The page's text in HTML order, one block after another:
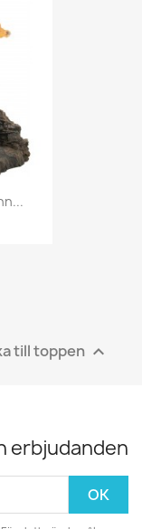
till toppen 
erbjudanden